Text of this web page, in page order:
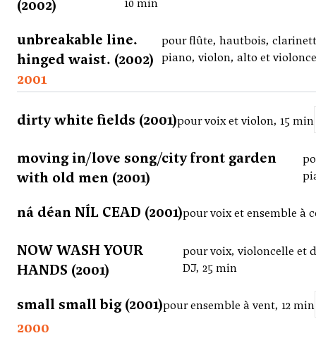
(2002)
10 min
unbreakable line.
hinged waist. (2002)
pour flûte, hautbois,
piano, violon, alto et
2001
dirty white fields (2001)pour voix et violon, 15 min
moving in/love song/city front garden
with old men (2001)
ná déan NÍL CEAD (2001)pour voix et ensemble à
NOW WASH YOUR
HANDS (2001)
pour voix, violoncelle et
DJ, 25 min
small small big (2001)pour ensemble à vent, 12 min
2000